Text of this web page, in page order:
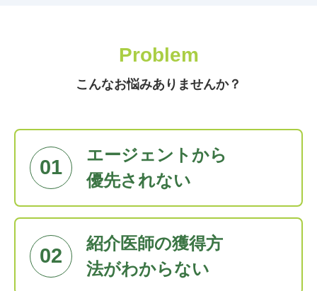
Problem
こんなお悩みありませんか？
01
エージェントから
優先されない
02
紹介医師の獲得方
法がわからない